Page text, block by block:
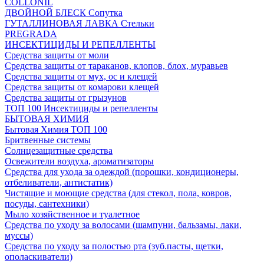
COLLONIL
ДВОЙНОЙ БЛЕСК Сопутка
ГУТАЛЛИНОВАЯ ЛАВКА Стельки
PREGRADA
ИНСЕКТИЦИДЫ И РЕПЕЛЛЕНТЫ
Средства защиты от моли
Средства защиты от тараканов, клопов, блох, муравьев
Средства защиты от мух, ос и клещей
Средства защиты от комарови клещей
Средства защиты от грызунов
ТОП 100 Инсектициды и репелленты
БЫТОВАЯ ХИМИЯ
Бытовая Химия ТОП 100
Бритвенные системы
Солнцезащитные средства
Освежители воздуха, ароматизаторы
Средства для ухода за одеждой (порошки, кондиционеры,
отбеливатели, антистатик)
Чистящие и моющие средства (для стекол, пола, ковров,
посуды, сантехники)
Мыло хозяйственное и туалетное
Средства по уходу за волосами (шампуни, бальзамы, лаки,
муссы)
Средства по уходу за полостью рта (зуб.пасты, щетки,
ополаскиватели)